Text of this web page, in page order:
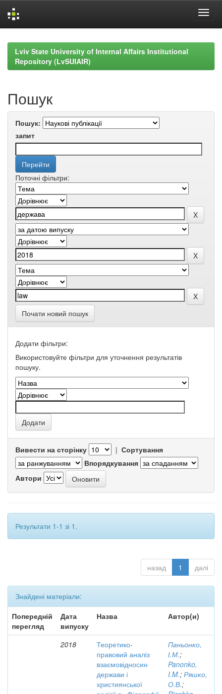
navigationLviv State University of Internal Affairs Institutional
Repository (LvSUIAIR)
Пошук
Пошук:
запит
Поточні фільтри:
Почати новий пошук
Додати фільтри:
Використовуйте фільтри для уточнення результатів
пошуку.
Вивести на сторінку | Сортування
Впорядкування
Автори
Результати 1-1 зі 1.
назад 1 далі
Знайдені матеріали:
Попередній
перегляд
Дата
випуску
Назва Автор(и)
2018
Теоретико-
правовий аналіз
взаємовідносин
держави і
християнської
Паньонко,
І.М.;
Panonko,
I.M.; Ряшко,
О.В.;